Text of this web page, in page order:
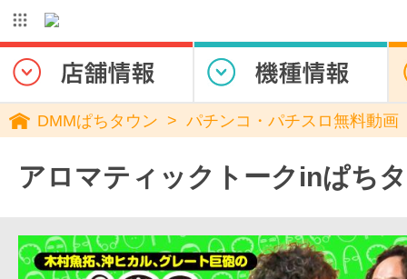
DMMぱちタウン パチンコ・パチスロ無料動画
アロマティックトークinぱち